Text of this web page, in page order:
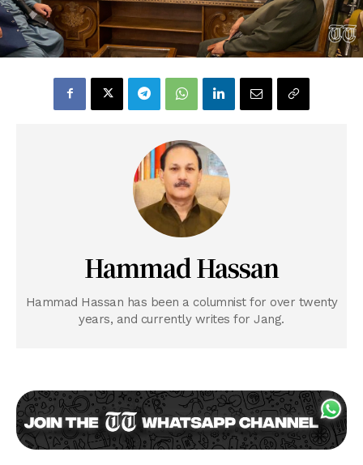
Hammad Hassan
Hammad Hassan has been a columnist for over twenty
years, and currently writes for Jang.